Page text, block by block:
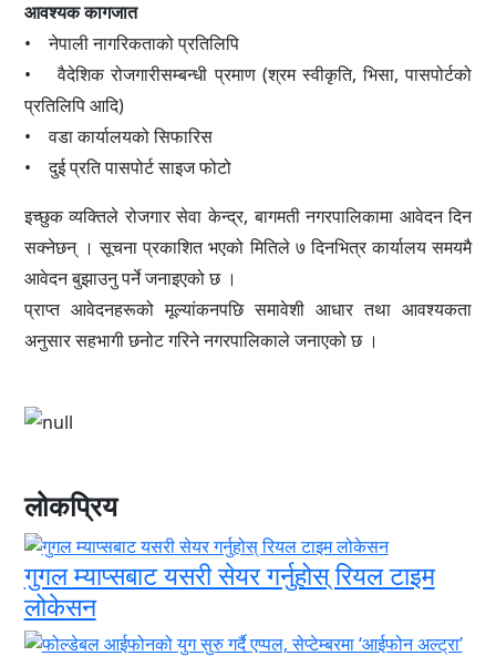
आवश्यक कागजात
• नेपाली नागरिकताको प्रतिलिपि
• वैदेशिक रोजगारीसम्बन्धी प्रमाण (श्रम स्वीकृति, भिसा, पासपोर्टको
प्रतिलिपि आदि)
• वडा कार्यालयको सिफारिस
• दुई प्रति पासपोर्ट साइज फोटो
इच्छुक व्यक्तिले रोजगार सेवा केन्द्र, बागमती नगरपालिकामा आवेदन दिन
सक्नेछन् । सूचना प्रकाशित भएको मितिले ७ दिनभित्र कार्यालय समयमै
आवेदन बुझाउनु पर्ने जनाइएको छ ।
प्राप्त आवेदनहरूको मूल्यांकनपछि समावेशी आधार तथा आवश्यकता
अनुसार सहभागी छनोट गरिने नगरपालिकाले जनाएको छ ।
लोकप्रिय
गुगल म्याप्सबाट यसरी सेयर गर्नुहोस् रियल टाइम
लोकेसन